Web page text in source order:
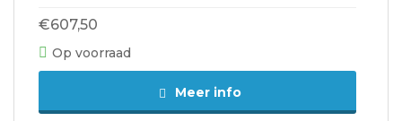
€607,50
Op voorraad
Meer info